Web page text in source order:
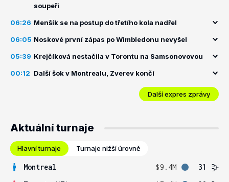
soupeři
06:26 Menšík se na postup do třetího kola nadřel
06:05 Noskové první zápas po Wimbledonu nevyšel
05:39 Krejčíková nestačila v Torontu na Samsonovovou
00:12 Další šok v Montrealu, Zverev končí
Další expres zprávy
Aktuální turnaje
Hlavní turnaje Turnaje nižší úrovně
Montreal $9.4M
31